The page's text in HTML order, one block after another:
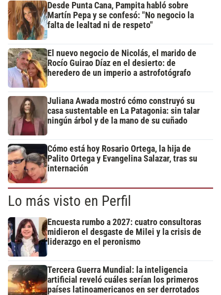
Desde Punta Cana, Pampita habló sobre
Martín Pepa y se confesó: "No negocio la
falta de lealtad ni de respeto"
El nuevo negocio de Nicolás, el marido de
Rocío Guirao Díaz en el desierto: de
heredero de un imperio a astrofotógrafo
Juliana Awada mostró cómo construyó su
casa sustentable en La Patagonia: sin talar
ningún árbol y de la mano de su cuñado
Cómo está hoy Rosario Ortega, la hija de
Palito Ortega y Evangelina Salazar, tras su
internación
Lo más visto en Perfil
Encuesta rumbo a 2027: cuatro consultoras
midieron el desgaste de Milei y la crisis de
liderazgo en el peronismo
Tercera Guerra Mundial: la inteligencia
artificial reveló cuáles serían los primeros
países latinoamericanos en ser derrotados